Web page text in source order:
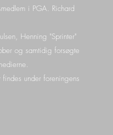
i PGA. Richard
Henning "Sprinter"
og samtidig forsøgte
under foreningens